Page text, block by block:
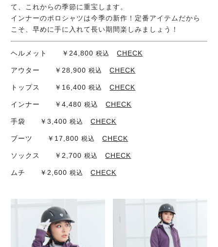
て、これからの季節に重宝します。
インナーのポロシャツは今季の新作！定番アイテムだから
こそ、早めに手に入れて長い期間楽しみましょう！
ヘルメット ￥24,800税込 CHECK
アウター ￥28,900税込 CHECK
トップス ￥16,400税込 CHECK
インナー ￥4,480税込CHECK
手袋 ￥3,400税込 CHECK
ブーツ ￥17,800税込 CHECK
ソックス ￥2,700税込 CHECK
ムチ ￥2,600税込 CHECK